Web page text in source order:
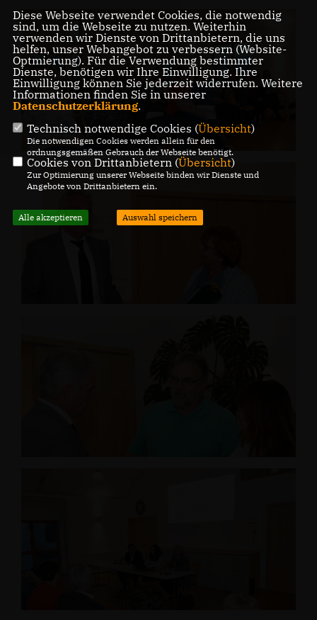
Diese Webseite verwendet Cookies, die notwendig
sind, um die Webseite zu nutzen. Weiterhin
verwenden wir Dienste von Drittanbietern, die uns
helfen, unser Webangebot zu verbessern (Website-
Optmierung). Für die Verwendung bestimmter
Dienste, benötigen wir Ihre Einwilligung. Ihre
Einwilligung können Sie jederzeit widerrufen. Weitere
Informationen finden Sie in unserer
Datenschutzerklärung.
Technisch notwendige Cookies (Übersicht)
Die notwendigen Cookies werden allein für den
ordnungsgemäßen Gebrauch der Webseite benötigt.
Cookies von Drittanbietern (Übersicht)
Zur Optimierung unserer Webseite binden wir Dienste und
Angebote von Drittanbietern ein.
Alle akzeptieren Auswahl speichern